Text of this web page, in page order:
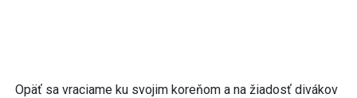
Opäť sa vraciame ku svojim koreňom a na žiadosť divákov